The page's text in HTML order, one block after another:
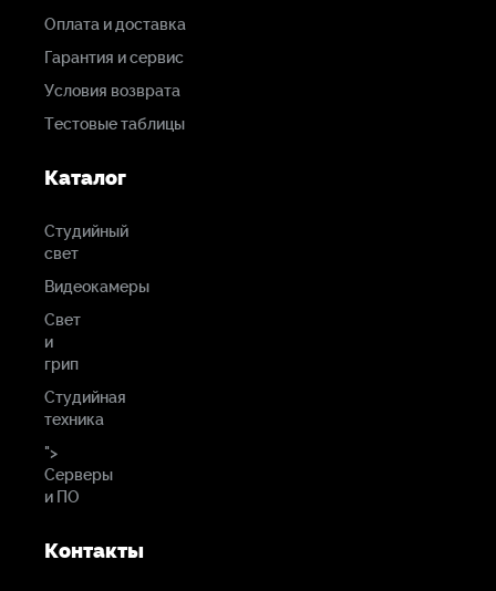
Оплата и доставка
Гарантия и сервис
Условия возврата
Тестовые таблицы
Каталог
Студийный
свет
Видеокамеры
Свет
и
грип
Студийная
техника
">
Серверы
и ПО
Контакты